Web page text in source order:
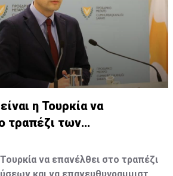
η Τουρκία να
τραπέζι των
να επανέλθει στο τραπέζι